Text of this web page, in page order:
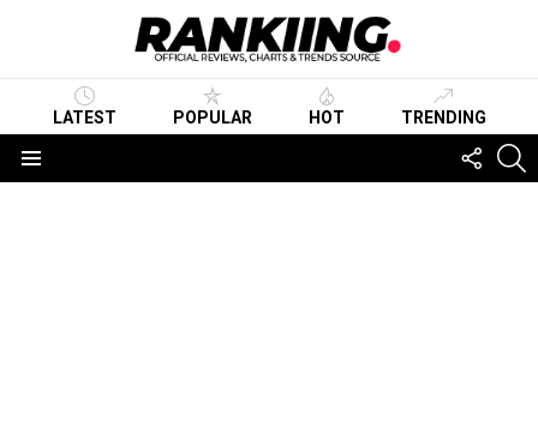
LATEST POPULAR HOT TRENDING
US